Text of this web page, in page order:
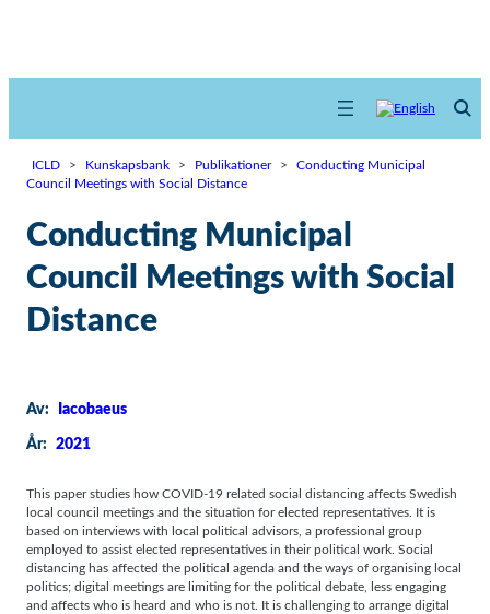
ICLD > Kunskapsbank > Publikationer >
Conducting Municipal
Council Meetings with Social Distance
Conducting Municipal
Council Meetings with Social
Distance
Av: Iacobaeus
År: 2021
This paper studies how COVID-19 related social distancing affects Swedish
local council meetings and the situation for elected representatives. It is
based on interviews with local political advisors, a professional group
employed to assist elected representatives in their political work. Social
distancing has affected the political agenda and the ways of organising local
politics; digital meetings are limiting for the political debate, less engaging
and affects who is heard and who is not. It is challenging to arrange digital
Nödvändiga